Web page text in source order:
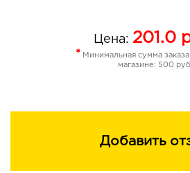
Цена: 201.0
* Минимальная сумма
магазине: 500
Добавить